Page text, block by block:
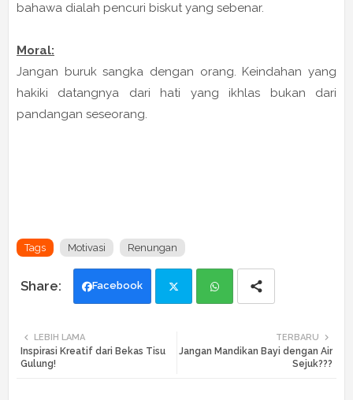
bahawa dialah pencuri biskut yang sebenar.
Moral:
Jangan buruk sangka dengan orang. Keindahan yang
hakiki datangnya dari hati yang ikhlas bukan dari
pandangan seseorang.
Tags Motivasi Renungan
Facebook
tte ats
TERBARU
Jangan Mandikan Bayi dengan Air
Sejuk???
LEBIH LAMA
Inspirasi Kreatif dari Bekas Tisu
Gulung!